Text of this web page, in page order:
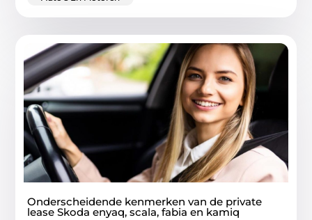
Onderscheidende kenmerken van de private
lease Skoda enyaq, scala, fabia en kamiq